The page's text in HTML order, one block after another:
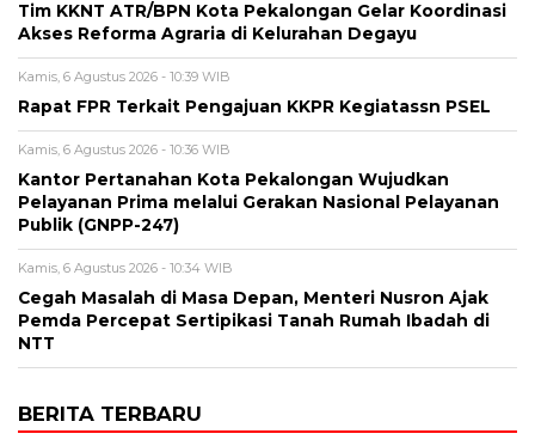
Tim KKNT ATR/BPN Kota Pekalongan Gelar Koordinasi
Akses Reforma Agraria di Kelurahan Degayu
Kamis, 6 Agustus 2026 - 10:39 WIB
Rapat FPR Terkait Pengajuan KKPR Kegiatassn PSEL
Kamis, 6 Agustus 2026 - 10:36 WIB
Kantor Pertanahan Kota Pekalongan Wujudkan
Pelayanan Prima melalui Gerakan Nasional Pelayanan
Publik (GNPP-247)
Kamis, 6 Agustus 2026 - 10:34 WIB
Cegah Masalah di Masa Depan, Menteri Nusron Ajak
Pemda Percepat Sertipikasi Tanah Rumah Ibadah di
NTT
BERITA TERBARU